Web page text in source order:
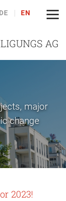
DE EN
AG
major
change
2023!